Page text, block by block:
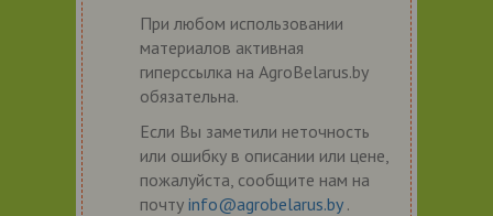
При любом использовании
материалов активная
гиперссылка на AgroBelarus.by
обязательна.
Если Вы заметили неточность
или ошибку в описании или цене,
пожалуйста, сообщите нам на
почту info@agrobelarus.by .